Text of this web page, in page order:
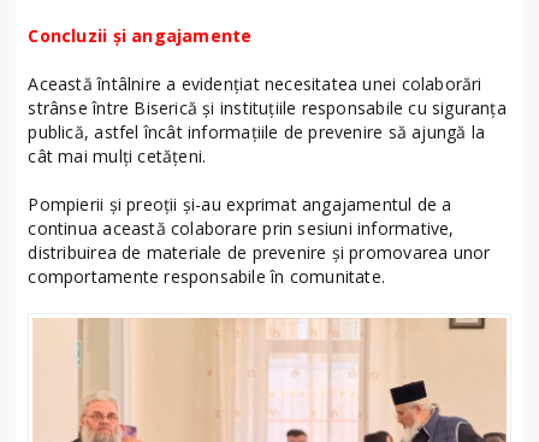
Concluzii și angajamente
Această întâlnire a evidențiat necesitatea unei colaborări
strânse între Biserică și instituțiile responsabile cu siguranța
publică, astfel încât informațiile de prevenire să ajungă la
cât mai mulți cetățeni.
Pompierii și preoții și-au exprimat angajamentul de a
continua această colaborare prin sesiuni informative,
distribuirea de materiale de prevenire și promovarea unor
comportamente responsabile în comunitate.